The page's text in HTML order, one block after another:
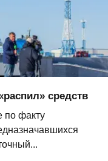
средств
по факту